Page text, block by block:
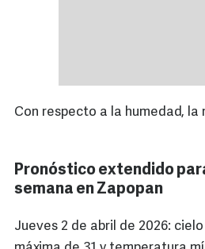
Con respecto a la humedad, la
Pronóstico extendido
semana en Zapopan
Jueves 2 de abril de 2026: